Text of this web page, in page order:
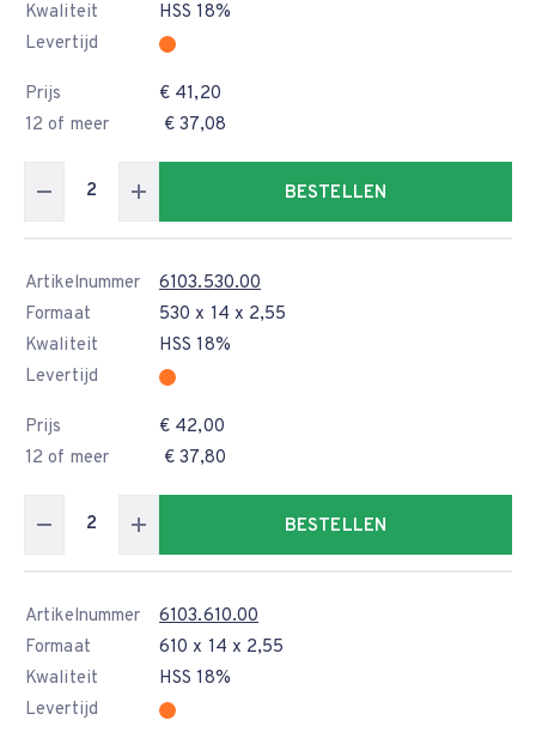
Kwaliteit
HSS 18%
Levertijd
Prijs
€ 41,20
12 of meer
€ 37,08
BESTELLEN
Artikelnummer
6103.530.00
Formaat
530 x 14 x 2,55
Kwaliteit
HSS 18%
Levertijd
Prijs
€ 42,00
12 of meer
€ 37,80
BESTELLEN
Artikelnummer
6103.610.00
Formaat
610 x 14 x 2,55
Kwaliteit
HSS 18%
Levertijd